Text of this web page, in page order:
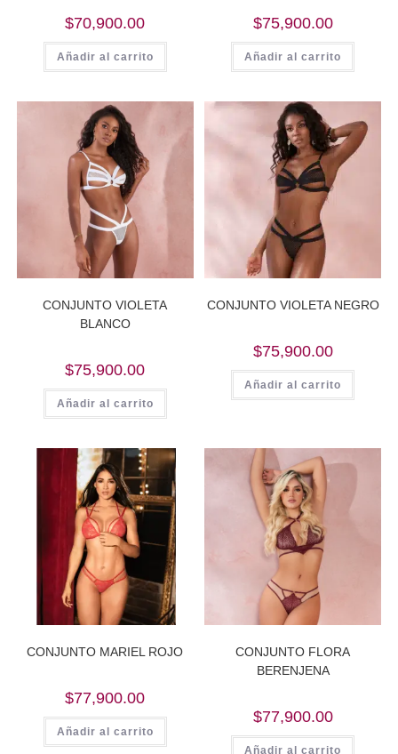
$70,900.00
Añadir al carrito
$75,900.00
Añadir al carrito
CONJUNTO VIOLETA
BLANCO
$75,900.00
Añadir al carrito
CONJUNTO VIOLETA NEGRO
$75,900.00
Añadir al carrito
CONJUNTO MARIEL ROJO
$77,900.00
Añadir al carrito
CONJUNTO FLORA
BERENJENA
$77,900.00
Añadir al carrito